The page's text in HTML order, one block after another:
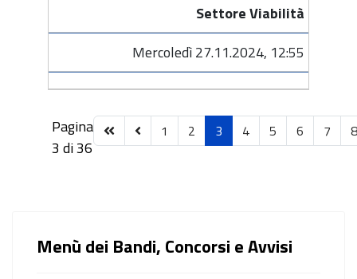
Settore Viabilità
Mercoledì 27.11.2024, 12:55
Pagina
3 di 36
1 2 3 4 5 6 7 8
Menù dei Bandi, Concorsi e Avvisi